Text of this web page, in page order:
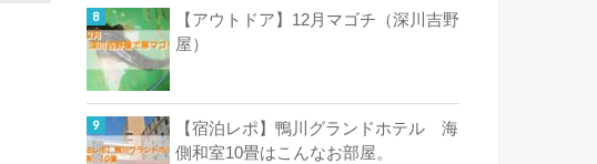
【アウトドア】12月マゴチ（深川吉野
屋）
【宿泊レポ】鴨川グランドホテル 海
側和室10畳はこんなお部屋。